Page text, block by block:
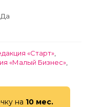
Да
«Старт»
«Малый Бизнес»
на 10 мес.